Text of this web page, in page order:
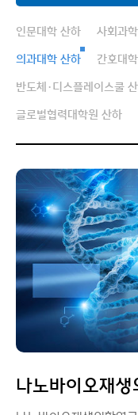
인문대학 산하 사회과
의과대학 산하
간호대
반도체·디스플레이스쿨
글로벌협력대학원 산하
나노바이오재